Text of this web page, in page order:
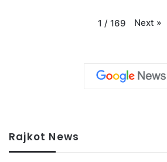
1 / 169 Next »
Rajkot News